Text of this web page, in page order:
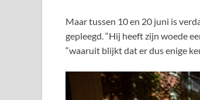
Maar tussen 10 en 20 juni is
gepleegd. “Hij heeft zijn woede
“waaruit blijkt dat er dus enige